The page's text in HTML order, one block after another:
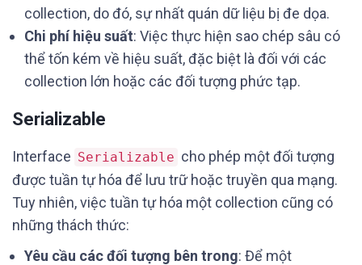
collection, do đó, sự nhất quán dữ liệu bị đe dọa.
Chi phí hiệu suất: Việc thực hiện sao chép sâu có
thể tốn kém về hiệu suất, đặc biệt là đối với các
collection lớn hoặc các đối tượng phức tạp.
Serializable
Interface Serializable cho phép một đối tượng
được tuần tự hóa để lưu trữ hoặc truyền qua mạng.
Tuy nhiên, việc tuần tự hóa một collection cũng có
những thách thức:
Yêu cầu các đối tượng bên trong: Để một